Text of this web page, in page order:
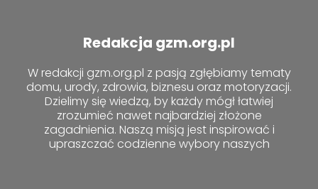
Redakcja gzm.org.pl
W redakcji gzm.org.pl z pasją zgłębiamy tematy
domu, urody, zdrowia, biznesu oraz motoryzacji.
Dzielimy się wiedzą, by każdy mógł łatwiej
zrozumieć nawet najbardziej złożone
zagadnienia. Naszą misją jest inspirować i
upraszczać codzienne wybory naszych